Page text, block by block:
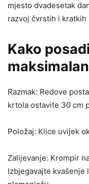
mjesto dvadesetak
razvoj čvrstih i kratkih
Kako
Razmak: Redove
krtola ostavite 30 cm
Položaj: Klice uvijek
Zalijevanje: Krompir
Izbjegavajte